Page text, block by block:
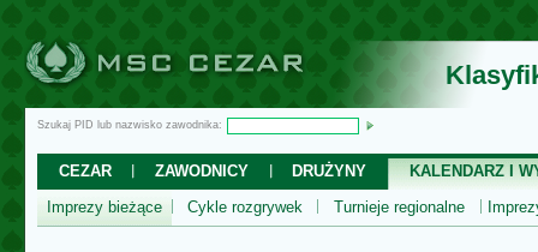
Szukaj PID lub nazwisko zawodnika:
CEZAR ZAWODNICY DRUŻYNY
KALENDARZ I
Imprezy bieżące
Cykle rozgrywek Turnieje regionalne